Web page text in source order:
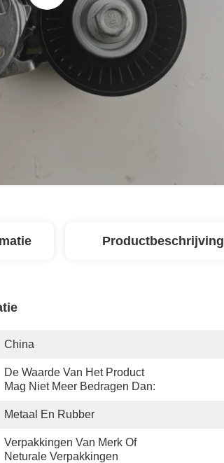
Productbeschrijving
China
De Waarde Van Het Product
Mag Niet Meer Bedragen Dan:
Metaal En Rubber
Verpakkingen Van Merk Of
Neturale Verpakkingen